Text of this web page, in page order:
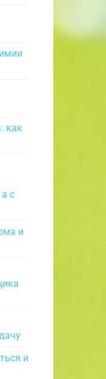
как
с
и
и